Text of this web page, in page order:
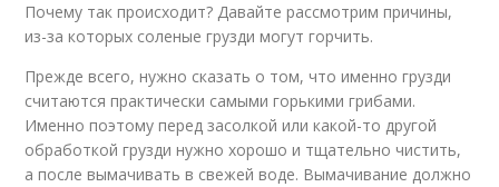
Почему так происходит? Давайте рассмотрим причины,
из-за которых соленые грузди могут горчить.
Прежде всего, нужно сказать о том, что именно грузди
считаются практически самыми горькими грибами.
Именно поэтому перед засолкой или какой-то другой
обработкой грузди нужно хорошо и тщательно чистить,
а после вымачивать в свежей воде. Вымачивание должно